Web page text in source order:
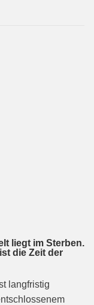
liegt im Sterben.
die Zeit der
langfristig